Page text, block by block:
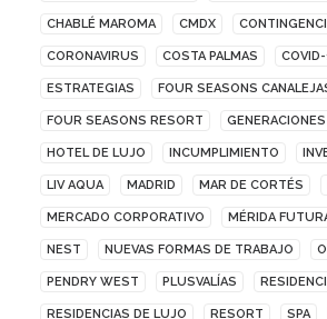
CHABLÉ MAROMA CMDX
CORONAVIRUS COSTA PALMAS
ESTRATEGIAS FOUR SEASONS
FOUR SEASONS RESORT GENERACIONES
HOTEL DE LUJO INCUMPLIMIENTO
LIV AQUA MADRID MAR DE CORTÉS
MERCADO CORPORATIVO MÉRIDA
NEST NUEVAS FORMAS DE TRABAJO
PENDRY WEST PLUSVALÍAS
RESIDENCIAS DE LUJO RESORT SPA